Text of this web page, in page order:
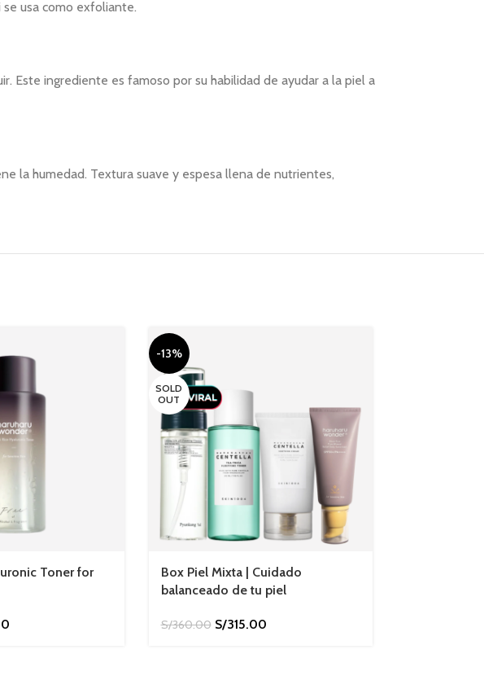
se usa como exfoliante.
ingrediente es famoso por su habilidad de ayudar a la piel a
la humedad. Textura suave y espesa llena de nutrientes,
Toner for
-13%
SOLD
OUT
Box Piel Mixta | Cuidado
balanceado de tu piel
S/360.00 S/315.00